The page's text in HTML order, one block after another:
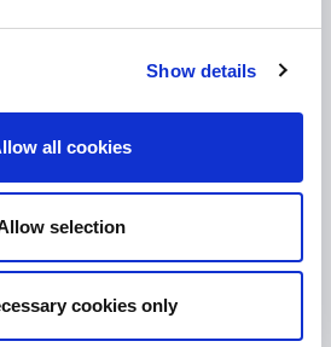
Show details
all cookies
selection
cookies only